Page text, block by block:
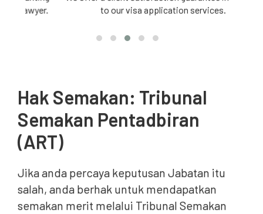
to our visa application services.
Hak Semakan: Tribunal
Semakan Pentadbiran
(ART)
Jika anda percaya keputusan Jabatan itu
salah, anda berhak untuk mendapatkan
semakan merit melalui Tribunal Semakan